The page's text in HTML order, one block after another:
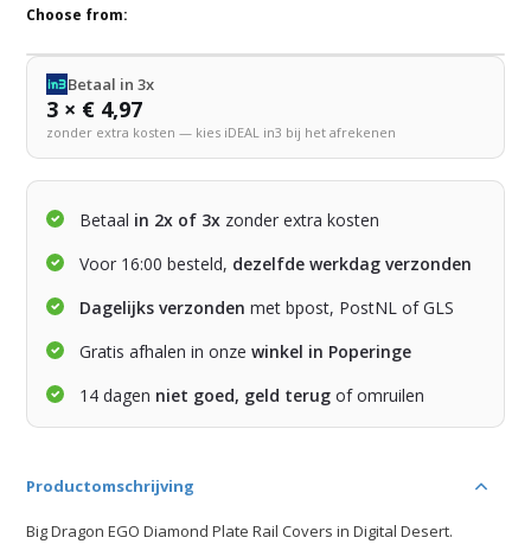
Choose from:
Betaal in 3x
3 × € 4,97
zonder extra kosten — kies iDEAL in3 bij het afrekenen
Betaal in 2x of 3x zonder extra kosten
Voor 16:00 besteld, dezelfde werkdag verzonden
Dagelijks verzonden met bpost, PostNL of GLS
Gratis afhalen in onzewinkel in Poperinge
14 dagen niet goed, geld terug of omruilen
Productomschrijving
Big Dragon EGO Diamond Plate Rail Covers in Digital Desert.